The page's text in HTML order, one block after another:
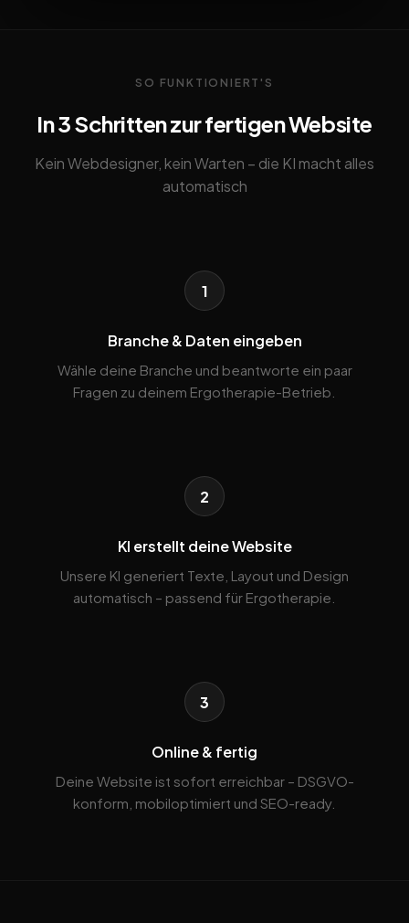
SO FUNKTIONIERT'S
In 3 Schritten zur fertigen Website
Kein Webdesigner, kein Warten – die KI macht alles
automatisch
1
Branche & Daten eingeben
Wähle deine Branche und beantworte ein paar
Fragen zu deinem Ergotherapie-Betrieb.
2
KI erstellt deine Website
Unsere KI generiert Texte, Layout und Design
automatisch – passend für Ergotherapie.
3
Online & fertig
Deine Website ist sofort erreichbar – DSGVO-
konform, mobiloptimiert und SEO-ready.